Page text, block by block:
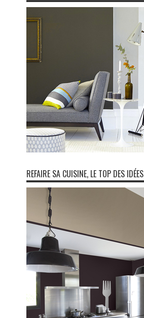
REFAIRE SA CUISINE, LE TOP DES IDÉES